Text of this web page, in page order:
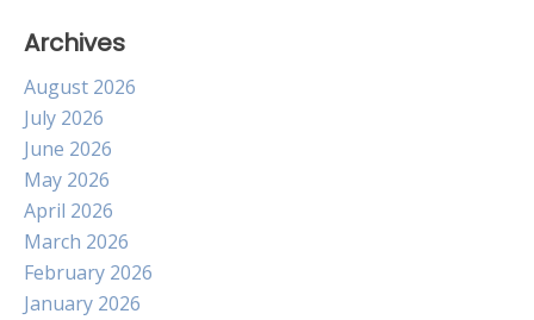
Archives
August 2026
July 2026
June 2026
May 2026
April 2026
March 2026
February 2026
January 2026